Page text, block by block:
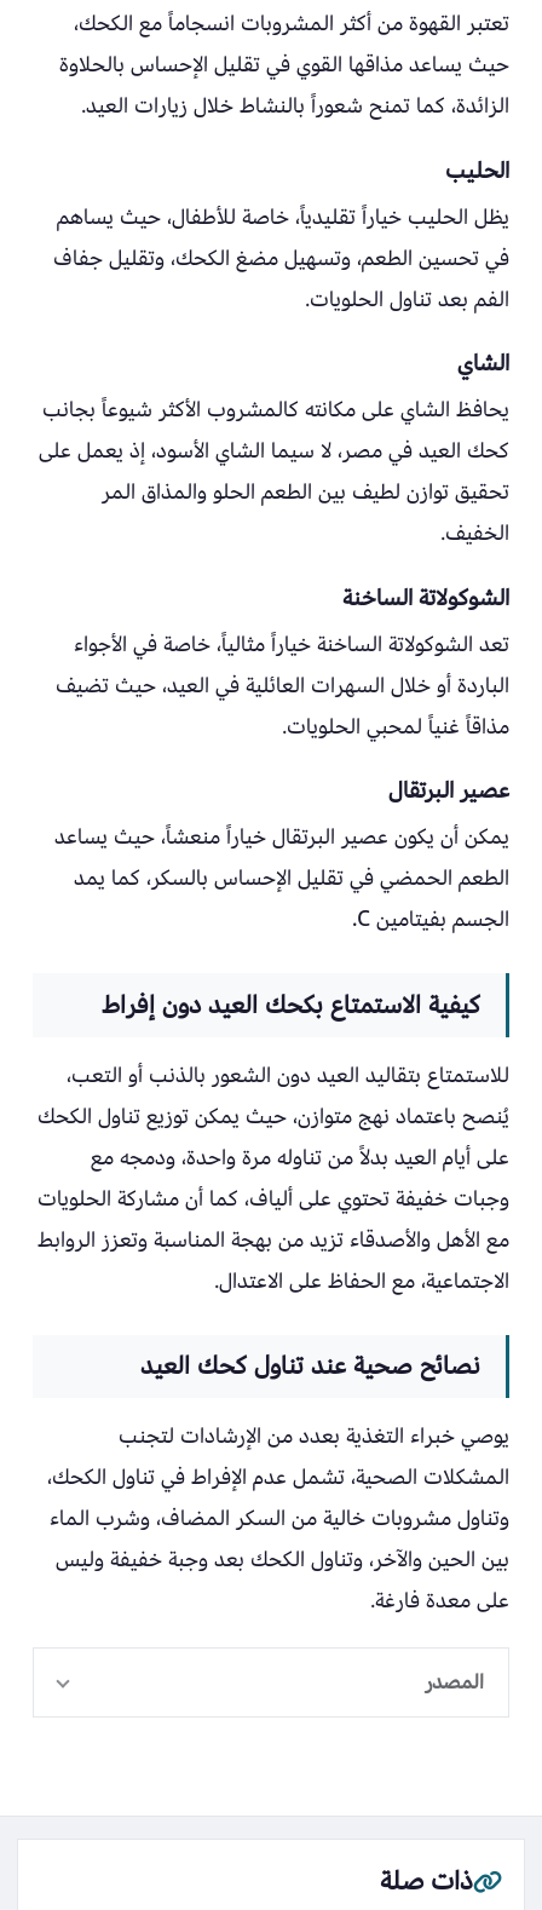
تعتبر القهوة من أكثر المشروبات انسجاماً مع الكحك،
حيث يساعد مذاقها القوي في تقليل الإحساس بالحلاوة
الزائدة، كما تمنح شعوراً بالنشاط خلال زيارات العيد.
الحليب
يظل الحليب خياراً تقليدياً، خاصة للأطفال، حيث يساهم
في تحسين الطعم، وتسهيل مضغ الكحك، وتقليل جفاف
الفم بعد تناول الحلويات.
الشاي
يحافظ الشاي على مكانته كالمشروب الأكثر شيوعاً بجانب
كحك العيد في مصر، لا سيما الشاي الأسود، إذ يعمل على
تحقيق توازن لطيف بين الطعم الحلو والمذاق المر
الخفيف.
الشوكولاتة الساخنة
تعد الشوكولاتة الساخنة خياراً مثالياً، خاصة في الأجواء
الباردة أو خلال السهرات العائلية في العيد، حيث تضيف
مذاقاً غنياً لمحبي الحلويات.
عصير البرتقال
يمكن أن يكون عصير البرتقال خياراً منعشاً، حيث يساعد
الطعم الحمضي في تقليل الإحساس بالسكر، كما يمد
الجسم بفيتامين C.
كيفية الاستمتاع بكحك العيد دون إفراط
للاستمتاع بتقاليد العيد دون الشعور بالذنب أو التعب،
يُنصح باعتماد نهج متوازن، حيث يمكن توزيع تناول الكحك
على أيام العيد بدلاً من تناوله مرة واحدة، ودمجه مع
وجبات خفيفة تحتوي على ألياف، كما أن مشاركة الحلويات
مع الأهل والأصدقاء تزيد من بهجة المناسبة وتعزز الروابط
الاجتماعية، مع الحفاظ على الاعتدال.
نصائح صحية عند تناول كحك العيد
يوصي خبراء التغذية بعدد من الإرشادات لتجنب
المشكلات الصحية، تشمل عدم الإفراط في تناول الكحك،
وتناول مشروبات خالية من السكر المضاف، وشرب الماء
بين الحين والآخر، وتناول الكحك بعد وجبة خفيفة وليس
على معدة فارغة.
المصدر
ذات صلة